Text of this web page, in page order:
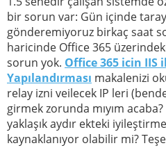
bir sorun var: Gün içinde
gönderemiyoruz birkaç saat
haricinde Office 365
sorun yok. Office 365 icin IIS
Yapılandırması makalenizi
relay izni veilecek IP leri
girmek zorunda mıyım
yaklaşık aydır ekteki
kaynaklanıyor olabilir mi?